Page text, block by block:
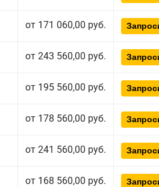
от 171 060,00 руб.
от 243 560,00 руб.
от 195 560,00 руб.
от 178 560,00 руб.
от 241 560,00 руб.
от 168 560,00 руб.